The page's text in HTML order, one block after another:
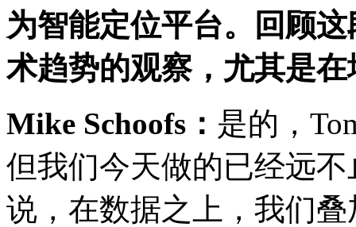
为智能定位平台。回顾
术趋势的观察，尤其是
Mike Schoofs ： 是的，
但我们今天做的已经远
说，在数据之上，我们